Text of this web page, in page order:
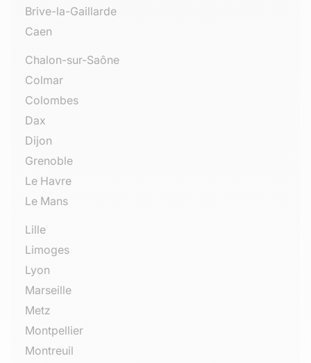
Brive-la-Gaillarde
Caen
Chalon-sur-Saône
Colmar
Colombes
Dax
Dijon
Grenoble
Le Havre
Le Mans
Lille
Limoges
Lyon
Marseille
Metz
Montpellier
Montreuil